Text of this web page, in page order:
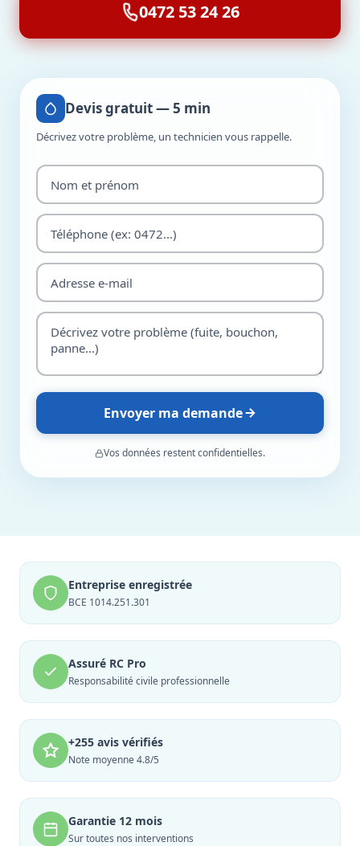
0472 53 24 26
Devis gratuit — 5 min
Décrivez votre problème, un technicien vous rappelle.
Envoyer ma demande
Vos données restent confidentielles.
Entreprise enregistrée
BCE 1014.251.301
Assuré RC Pro
Responsabilité civile professionnelle
+255 avis vérifiés
Note moyenne 4.8/5
Garantie 12 mois
Sur toutes nos interventions